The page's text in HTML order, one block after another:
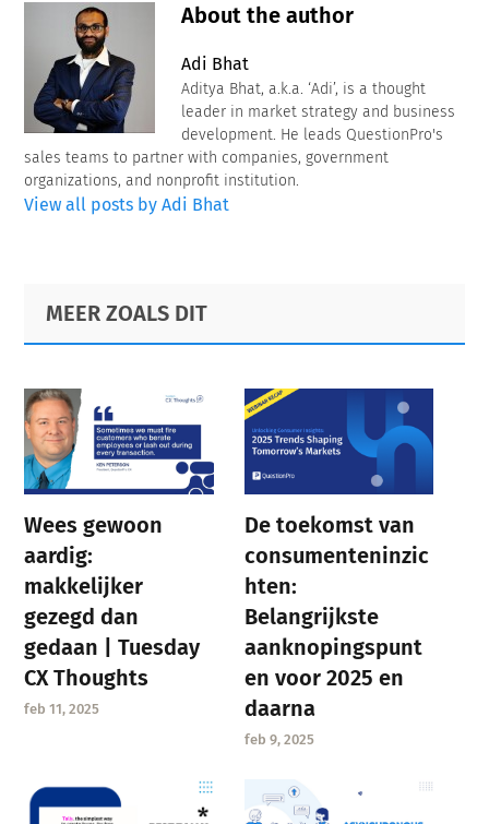
About the author
Adi Bhat
Aditya Bhat, a.k.a. ‘Adi’, is a thought
leader in market strategy and business
development. He leads QuestionPro's
sales teams to partner with companies, government
organizations, and nonprofit institution.
View all posts by Adi Bhat
Primary
Sidebar
Footer
MEER ZOALS DIT
Wees gewoon
aardig:
makkelijker
gezegd dan
gedaan | Tuesday
CX Thoughts
feb 11, 2025
De toekomst van
consumenteninzic
hten:
Belangrijkste
aanknopingspunt
en voor 2025 en
daarna
feb 9, 2025